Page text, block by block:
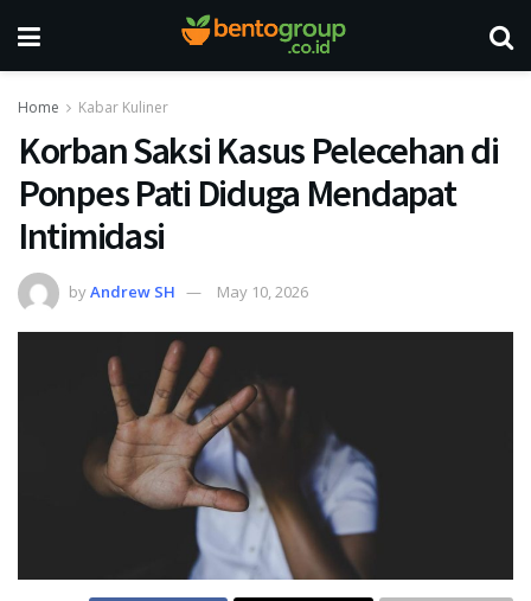
Home Kabar Kuliner
Korban Saksi Kasus Pelecehan di
Ponpes Pati Diduga Mendapat
Intimidasi
byAndrew SH May 10, 2026